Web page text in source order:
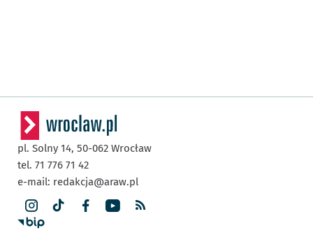
pl. Solny 14, 50-062 Wrocław
tel. 71 776 71 42
e-mail: redakcja@araw.pl